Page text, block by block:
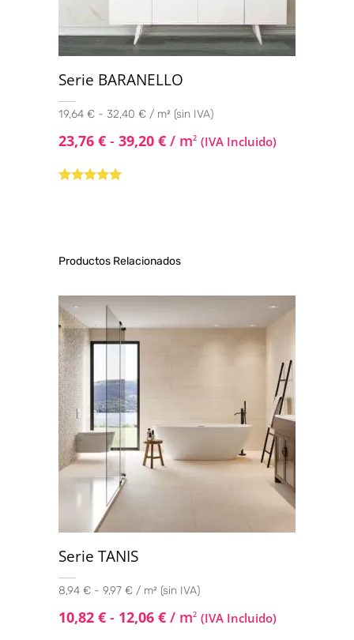
Serie BARANELLO
19,64 € - 32,40 € / m² (sin IVA)
23,76 € - 39,20 € / m2 (IVA Incluido)
Productos Relacionados
Serie TANIS
8,94 € - 9,97 € / m² (sin IVA)
10,82 € - 12,06 € / m2 (IVA Incluido)